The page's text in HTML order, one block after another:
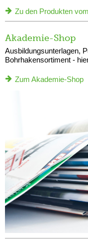
Zu den Produkten
Akademie-Shop
Ausbildungsunterlagen,
Bohrhakensortiment -
Zum Akademie-Shop